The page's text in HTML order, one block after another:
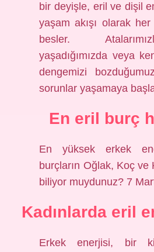
bir deyişle, eril ve dişil
yaşam akışı olarak
besler.
yaşadığımızda veya
dengemizi
sorunlar yaşamaya
En eril burç
En yüksek erkek
burçların Oğlak, Koç ve
biliyor muydunuz? 7
Kadınlarda eril
Erkek enerjisi, bir